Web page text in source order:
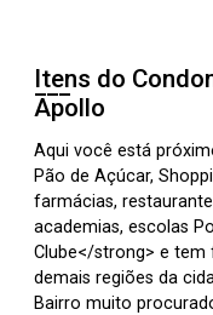
Itens do
Apollo
Aqui você está
Pão de Açúcar,
farmácias,
academias, escolas
Clube</strong> e tem
demais regiões da
Bairro muito